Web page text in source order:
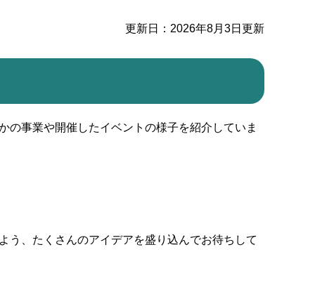
更新日：2026年8月3日更新
の事業や開催したイベントの様子を紹介していま
う、たくさんのアイデアを盛り込んでお待ちして